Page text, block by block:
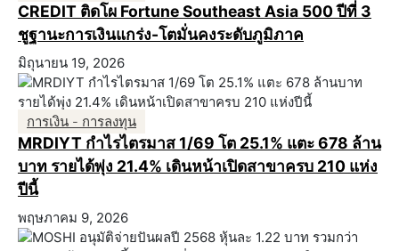
CREDIT ติดโผ Fortune Southeast Asia 500 ปีที่ 3
ชูฐานะการเงินแกร่ง-โตมั่นคงระดับภูมิภาค
มิถุนายน 19, 2026
การเงิน - การลงทุน
MRDIYT กำไรไตรมาส 1/69 โต 25.1% แตะ 678 ล้าน
บาท รายได้พุ่ง 21.4% เดินหน้าเปิดสาขาครบ 210 แห่ง
ปีนี้
พฤษภาคม 9, 2026